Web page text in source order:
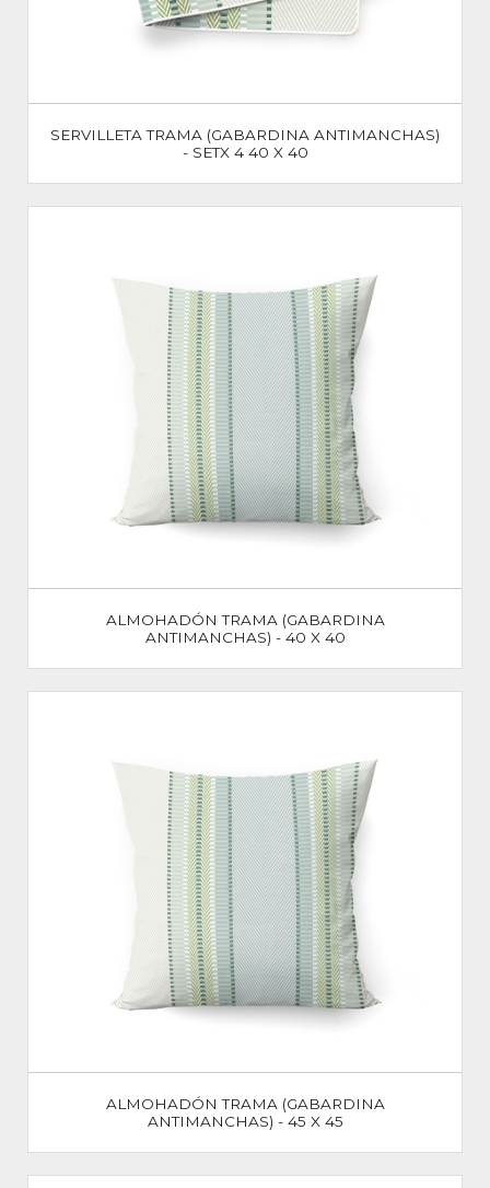
SERVILLETA TRAMA (GABARDINA ANTIMANCHAS)
- SETX 4 40 X 40
ALMOHADÓN TRAMA (GABARDINA
ANTIMANCHAS) - 40 X 40
ALMOHADÓN TRAMA (GABARDINA
ANTIMANCHAS) - 45 X 45